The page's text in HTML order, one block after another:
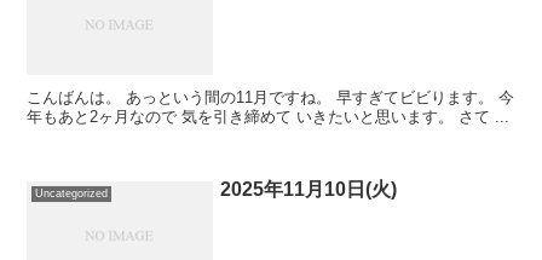
こんばんは。 あっという間の11月ですね。 早すぎてビビります。 今
年もあと2ヶ月なので 気を引き締めて いきたいと思います。 さて ...
Uncategorized 2025年11月10日(火)